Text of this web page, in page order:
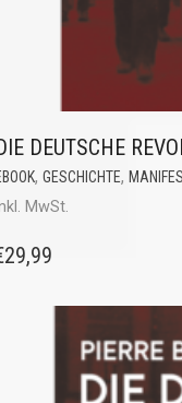
DEUTSCHE
, GESCHICHTE,
MwSt.
29,99